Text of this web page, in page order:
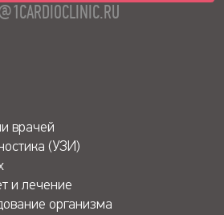
врачей
(УЗИ)
и лечение
организма